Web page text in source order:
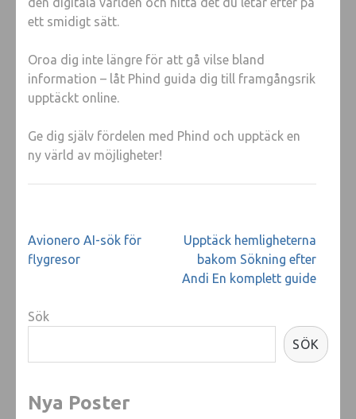
ett smidigt sätt.
Oroa dig inte längre för att gå vilse bland
information – låt Phind guida dig till framgångsrik
upptäckt online.
Ge dig själv fördelen med Phind och upptäck en
ny värld av möjligheter!
Inläggsnavigering
Avionero AI-sök för
flygresor
Upptäck hemligheterna
bakom Sökning efter
Andi En komplett guide
Sök
SÖK
Nya Poster